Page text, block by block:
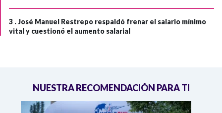
3 .José Manuel Restrepo respaldó frenar el salario mínimo
vital y cuestionó el aumento salarial
NUESTRA RECOMENDACIÓN PARA TI